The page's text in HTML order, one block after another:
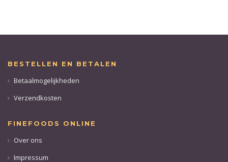
BESTELLEN EN BETALEN
Betaalmogelijkheden
Verzendkosten
FINEFOODS ONLINE
Over ons
Impressum